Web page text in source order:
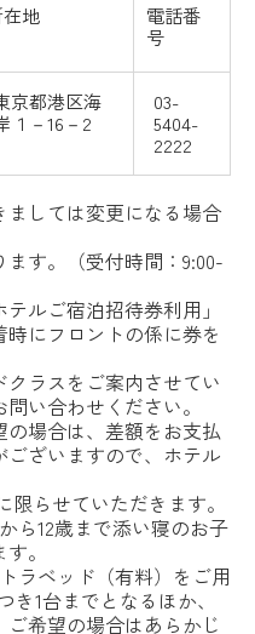
在地
電話番
号
京都港区海
１－16－2
03-
5404-
2222
しては変更になる場合
す。（受付時間：9:00-
ルご宿泊招待券利用」
にフロントの係に券を
ラスをご案内させてい
い合わせください。
場合は、差額をお支払
ざいますので、ホテル
限らせていただきます。
ら12歳まで添い寝のお子
。
ラベッド（有料）をご用
1台までとなるほか、
希望の場合はあらかじ